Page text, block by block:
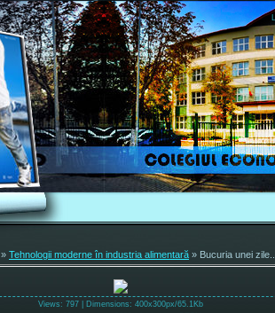
» Tehnologii moderne în industria alimentară » Bucuria unei
Views: 797 | Dimensions: 400x300px/65.1Kb